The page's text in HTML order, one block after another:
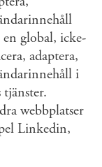
global, icke-
adaptera,
i
webbplatser
Linkedin,